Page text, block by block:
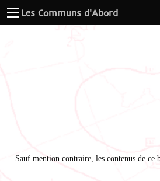
Les Communs d'Abord
Sauf mention contraire, les contenus de ce